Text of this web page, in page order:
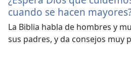
cuando se hacen
La Biblia habla de hombres y
sus padres, y da consejos muy